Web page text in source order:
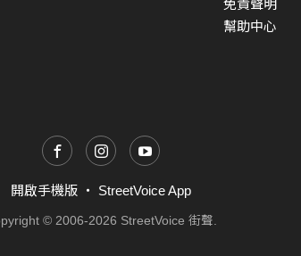
Recording Studio｜強力錄音室 Mega
理 Producer Assistant |侯湘寧 Nick、黃煒
| 邱宣凱 Kenny Chiu、周佳諭Chia
歌給你聽
這聲音
免責聲明
幫助中心
開啟手機版 ・ StreetVoice App
© 2006-2026 StreetVoice 街聲.